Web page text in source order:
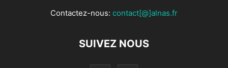
Contactez-nous: contact[@]alnas.fr
SUIVEZ NOUS